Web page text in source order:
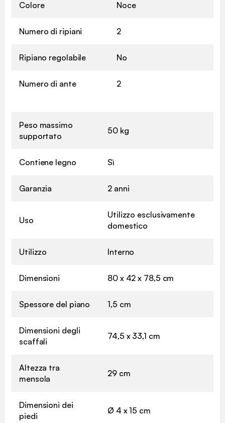
Colore Noce
Numero di ripiani 2
Ripiano regolabile No
Numero di ante 2
Peso massimo
supportato
50 kg
Contiene legno Sì
Garanzia 2 anni
Uso
Utilizzo esclusivamente
domestico
Utilizzo Interno
Dimensioni 80 x 42 x 78,5 cm
Spessore del piano 1,5 cm
Dimensioni degli
scaffali
74,5 x 33,1 cm
Altezza tra
mensola
29 cm
Dimensioni dei
piedi
Ø 4 x 15 cm